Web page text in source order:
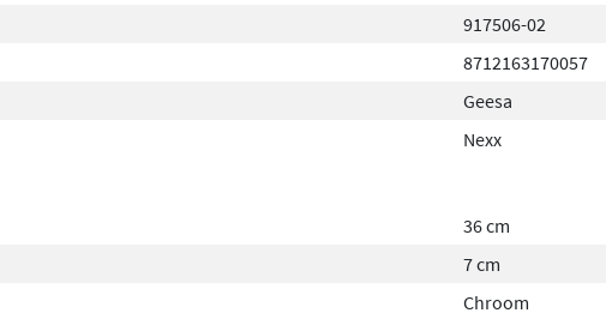
917506-02
8712163170057
Geesa
Nexx
36 cm
7 cm
Chroom